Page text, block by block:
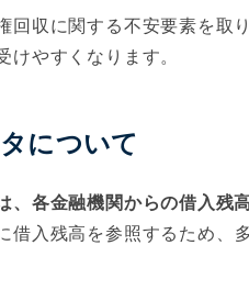
回収に関する不安要素を取
けやすくなります。
について
、各金融機関からの借入残
借入残高を参照するため、